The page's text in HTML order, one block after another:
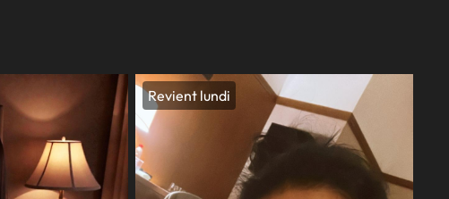
Revient lundi